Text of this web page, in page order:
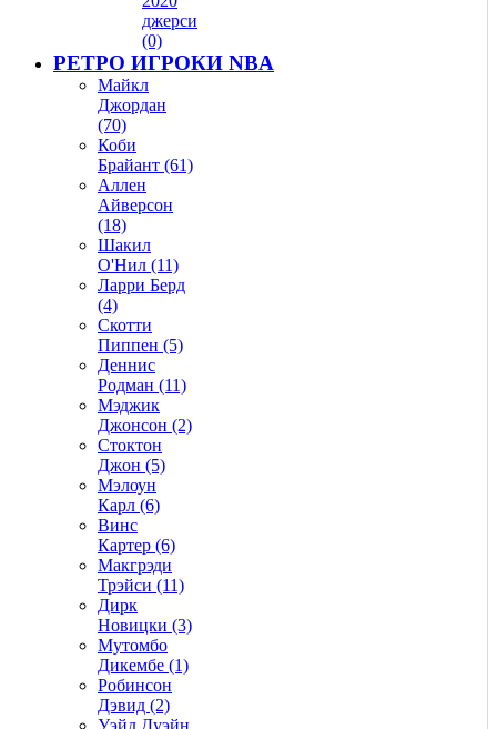
джерси
(0)
РЕТРО ИГРОКИ NBA
Майкл
Джордан
(70)
Коби
Брайант (61)
Аллен
Айверсон
(18)
Шакил
О'Нил (11)
Ларри Берд
(4)
Скотти
Пиппен (5)
Деннис
Родман (11)
Мэджик
Джонсон (2)
Стоктон
Джон (5)
Мэлоун
Карл (6)
Винс
Картер (6)
Макгрэди
Трэйси (11)
Дирк
Новицки (3)
Мутомбо
Дикембе (1)
Робинсон
Дэвид (2)
Уэйд Дуэйн